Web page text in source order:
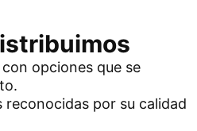
con opciones que se
reconocidas por su calidad